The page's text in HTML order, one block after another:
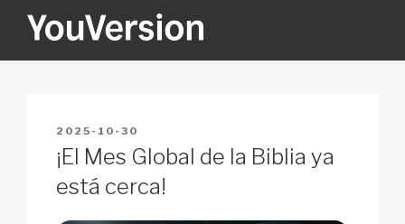
YOUVERSION
POSTED
ON
2025-10-30
¡El Mes Global de la Biblia ya
está cerca!